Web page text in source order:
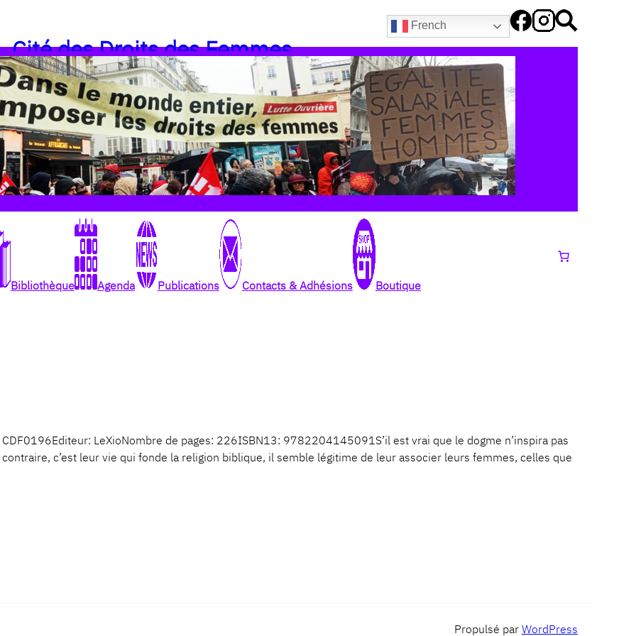
French
Cité des Droits des Femmes
Bibliothèque Agenda Publications Contacts & Adhésions Boutique
LeXioNombre de pages: 226ISBN13: 9782204145091S’il est vrai que le dogme n’inspira pas
c’est leur vie qui fonde la religion biblique, il semble légitime de leur associer leurs femmes, celles que
Propulsé par WordPress